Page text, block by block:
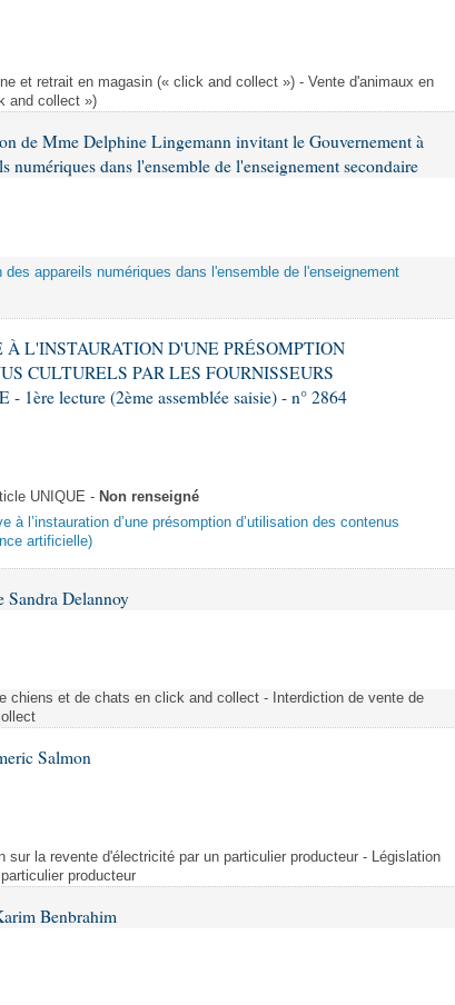
et retrait en magasin (« click and collect ») - Vente d'animaux en
and collect »)
de Mme Delphine Lingemann invitant le Gouvernement à
numériques dans l'ensemble de l'enseignement secondaire
appareils numériques dans l'ensemble de l'enseignement
À L'INSTAURATION D'UNE PRÉSOMPTION
CULTURELS PAR LES FOURNISSEURS
lecture (2ème assemblée saisie) - n° 2864
UNIQUE - Non renseigné
à l’instauration d’une présomption d’utilisation des contenus
artificielle)
Sandra Delannoy
chiens et de chats en click and collect - Interdiction de vente de
Salmon
sur la revente d'électricité par un particulier producteur - Législation
producteur
Benbrahim